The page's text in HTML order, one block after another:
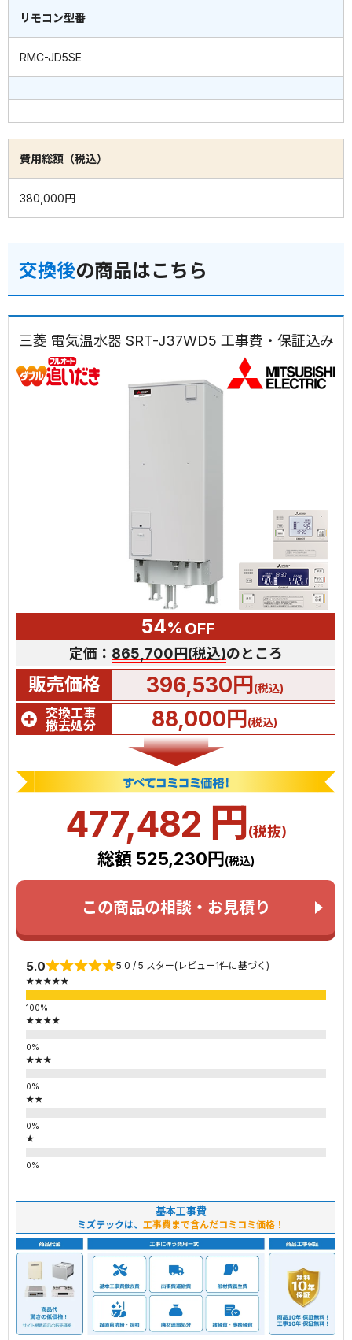
リモコン型番
RMC-JD5SE
費用総額（税込）
380,000円
交換後の商品はこちら
三菱 電気温水器 SRT-J37WD5 工事費・保証込み
54% OFF
定価： 865,700円(税込)のところ
販売価格 396,530円(税込)
交換工事
撤去処分
88,000円(税込)
477,482 円(税抜)
総額 525,230円 (税込)
この商品の相談・お見積り
5.0 5.0 / 5 スター(レビュー1件に基づく)
★★★★★
★★★★
★★★
★★
★
基本工事費
ミズテックは、 工事費まで含んだコミコミ価格！